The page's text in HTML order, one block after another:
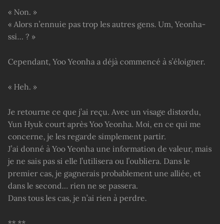
« Non. »
« Alors n’ennuie pas trop les autres gens. Um, Yeonha-
ssi… ? »
Cependant, Yoo Yeonha a déjà commencé à s’éloigner.
« Heh. »
Je retourne ce que j’ai reçu. Avec un visage distordu,
Yun Hyuk court après Yoo Yeonha. Moi, en ce qui me
concerne, je les regarde simplement partir.
J’ai donné à Yoo Yeonha une information de valeur, mais
je ne sais pas si elle l’utilisera ou l’oubliera. Dans le
premier cas, je gagnerais probablement une alliée, et
dans le second… rien ne se passera.
Dans tous les cas, je n’ai rien à perdre.